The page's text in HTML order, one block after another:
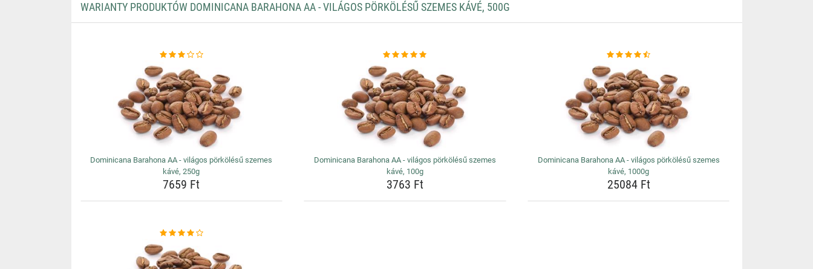
WARIANTY PRODUKTÓW DOMINICANA BARAHONA AA - VILÁGOS PÖRKÖLÉSŰ SZEMES KÁVÉ, 500G
Dominicana Barahona AA - világos pörkölésű szemes
kávé, 250g
7659 Ft
Dominicana Barahona AA - világos pörkölésű szemes
kávé, 100g
3763 Ft
Dominicana Barahona AA - világos pörkölésű szemes
kávé, 1000g
25084 Ft